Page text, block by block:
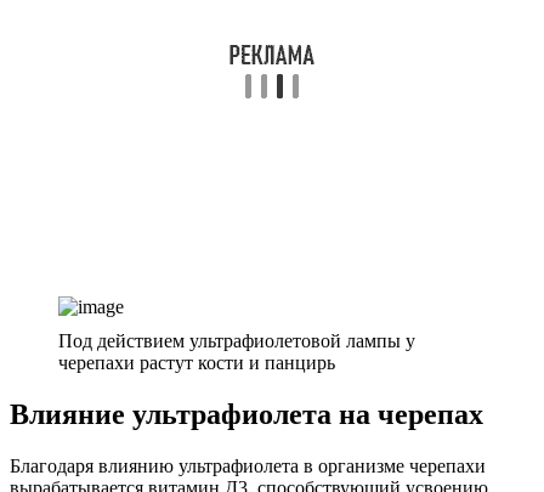
Под действием ультрафиолетовой лампы у
черепахи растут кости и панцирь
Влияние ультрафиолета на черепах
Благодаря влиянию ультрафиолета в организме черепахи
вырабатывается витамин Д3, способствующий усвоению